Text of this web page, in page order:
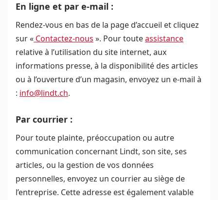
En ligne et par e-mail :
Rendez-vous en bas de la page d’accueil et cliquez
sur « Contactez-nous ». Pour touteassistance
relative à l’utilisation du site internet, aux
informations presse, à la disponibilité des articles
ou à l’ouverture d’un magasin, envoyez un e-mail à
: info@lindt.ch.
Par courrier :
Pour toute plainte, préoccupation ou autre
communication concernant Lindt, son site, ses
articles, ou la gestion de vos données
personnelles, envoyez un courrier au siège de
l’entreprise. Cette adresse est également valable